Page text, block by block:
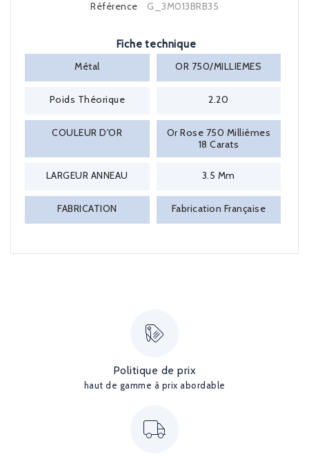
Référence G_3M013BRB35
Fiche technique
Métal
OR 750/MILLIEMES
Poids Théorique 2.20
COULEUR D'OR
Or Rose 750 Millièmes
18 Carats
LARGEUR ANNEAU 3.5 Mm
FABRICATION Fabrication Française
Politique de prix
haut de gamme à prix abordable